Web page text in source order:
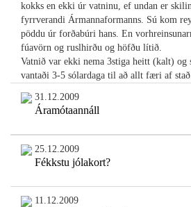
kokks en ekki úr vatninu, ef undan er
fyrrverandi Ármannaformanns. Sú kom
pöddu úr forðabúri hans. En
fúavörn og ruslhirðu og höfðu lítið.
Vatnið var ekki nema 3stiga heitt (kalt) og
vantaði 3-5 sólardaga til að allt færi af
31.12.2009
Áramótaannáll
25.12.2009
Fékkstu jólakort?
11.12.2009